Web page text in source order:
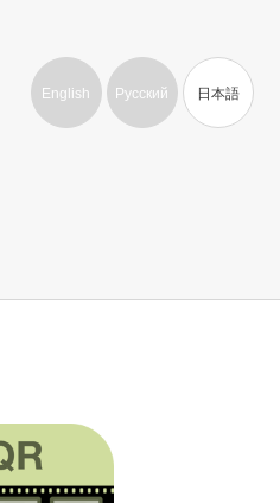
English Русский 日本語